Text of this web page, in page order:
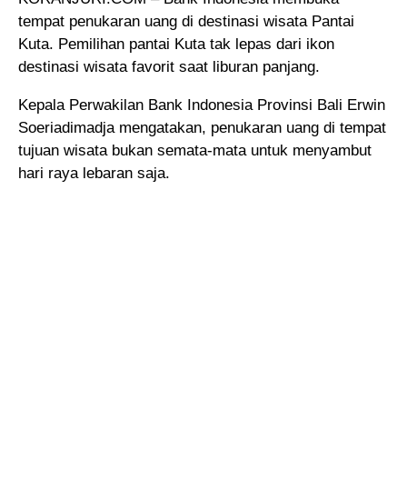
tempat penukaran uang di destinasi wisata Pantai
Kuta. Pemilihan pantai Kuta tak lepas dari ikon
destinasi wisata favorit saat liburan panjang.
Kepala Perwakilan Bank Indonesia Provinsi Bali Erwin
Soeriadimadja mengatakan, penukaran uang di tempat
tujuan wisata bukan semata-mata untuk menyambut
hari raya lebaran saja.